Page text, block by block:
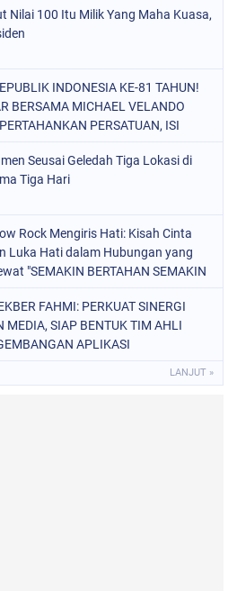
Nilai 100 Itu Milik Yang Maha Kuasa,
INDONESIA KE-81 TAHUN!
BERSAMA MICHAEL VELANDO
PERSATUAN, ISI
DEMI KEJAYAAN BANGSA!
Seusai Geledah Tiga Lokasi di
Tiga Hari
Rock Mengiris Hati: Kisah Cinta
Luka Hati dalam Hubungan yang
"SEMAKIN BERTAHAN SEMAKIN
FAHMI: PERKUAT SINERGI
MEDIA, SIAP BENTUK TIM AHLI
APLIKASI
LANJUT »